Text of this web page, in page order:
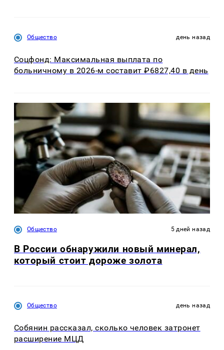
Общество день назад
Соцфонд: Максимальная выплата по
больничному в 2026-м составит ₽6827,40 в день
Общество 5 дней назад
В России обнаружили новый минерал,
который стоит дороже золота
Общество день назад
Собянин рассказал, сколько человек затронет
расширение МЦД